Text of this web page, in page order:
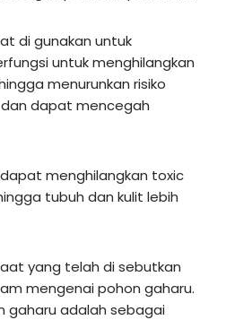
di gunakan untuk
untuk menghilangkan
menurunkan risiko
dapat mencegah
menghilangkan toxic
tubuh dan kulit lebih
yang telah di sebutkan
mengenai pohon gaharu.
gaharu adalah sebagai